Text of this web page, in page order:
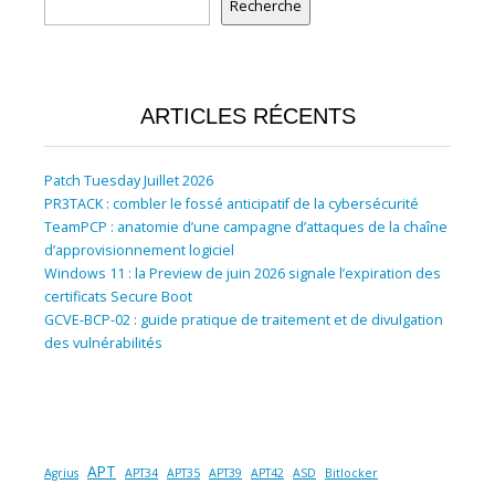
Recherche
ARTICLES RÉCENTS
Patch Tuesday Juillet 2026
PR3TACK : combler le fossé anticipatif de la cybersécurité
TeamPCP : anatomie d’une campagne d’attaques de la chaîne
d’approvisionnement logiciel
Windows 11 : la Preview de juin 2026 signale l’expiration des
certificats Secure Boot
GCVE-BCP-02 : guide pratique de traitement et de divulgation
des vulnérabilités
Agrius APT APT34 APT35 APT39 APT42 ASD Bitlocker